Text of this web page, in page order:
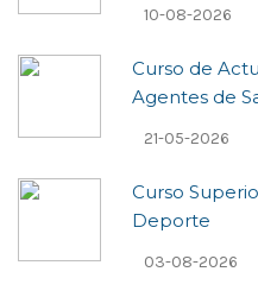
10-08-2026
Curso de
Agentes de
21-05-2026
Curso
Deporte
03-08-2026